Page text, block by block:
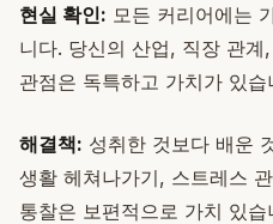
현실 확인: 모든 커리어에는
니다. 당신의 산업, 직장 관
관점은 독특하고 가치가 있습
해결책: 성취한 것보다 배운
생활 헤쳐나가기, 스트레스
통찰은 보편적으로 가치 있습